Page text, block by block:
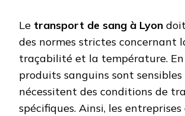
Le transport de sang à Lyon
des normes strictes concernant
traçabilité et la température. En
produits sanguins sont sensibles
nécessitent des conditions de
spécifiques. Ainsi, les